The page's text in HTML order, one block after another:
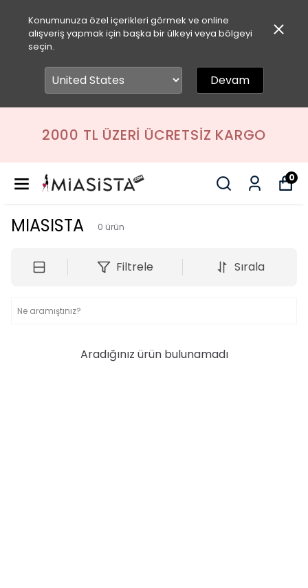
Konumunuza özel içerikleri görmek ve online
alışveriş yapmak için başka bir ülkeyi veya bölgeyi
seçin.
Devam
2000 TL ÜZERI ÜCRETSIZ KARGO
0
MIASISTA 0 ürün
Filtrele Sırala
Aradığınız ürün bulunamadı